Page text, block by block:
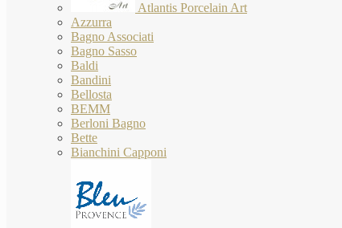
Atlantis Porcelain Art
Azzurra
Bagno Associati
Bagno Sasso
Baldi
Bandini
Bellosta
BEMM
Berloni Bagno
Bette
Bianchini Capponi